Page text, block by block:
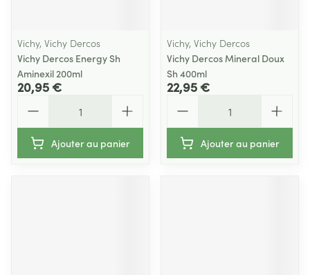
Vichy, Vichy Dercos
Vichy Dercos Energy Sh
Aminexil 200ml
20,95 €
Ajouter au panier
Vichy, Vichy Dercos
Vichy Dercos Mineral Doux
Sh 400ml
22,95 €
Ajouter au panier